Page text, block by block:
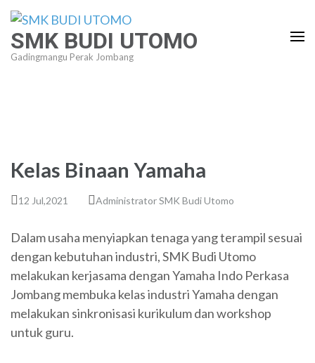
Lompat
konten
(Tekan
SMK BUDI UTOMO
Gadingmangu Perak Jombang
Kelas Binaan Yamaha
12 Jul,2021 Administrator SMK Budi Utomo
Dalam usaha menyiapkan tenaga yang terampil sesuai
dengan kebutuhan industri, SMK Budi Utomo
melakukan kerjasama dengan Yamaha Indo Perkasa
Jombang membuka kelas industri Yamaha dengan
melakukan sinkronisasi kurikulum dan workshop
untuk guru.